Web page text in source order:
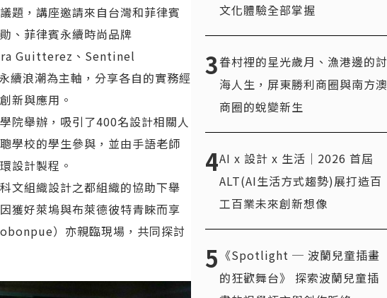
題，講座邀請來自台灣和菲律賓
、菲律賓永續時尚品牌
Guitterez、Sentinel
浪潮為主軸，分享各自的實務經
新與應用。
院舉辦，吸引了400名設計相關人
學校的學生參與，並由手語老師
設計製程。
文組織設計之都組織的協助下舉
獲好萊塢與布萊德彼特青睞而享
）亦親臨現場，共同探討
文化體驗全部掌握
3眷村裡的星光歲月、漁港邊的討
海人生，屏東勝利商圈與南方澳
商圈的蛻變新生
4AI x 設計 x 生活｜2026 首屆
ALT(AI生活方式趨勢)展打造百
工百業未來創新想像
5 《Spotlight ─ 波蘭兒童插畫
的狂歡舞台》 探索波蘭兒童插